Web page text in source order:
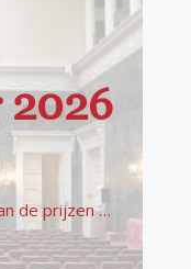
2026
de prijzen …